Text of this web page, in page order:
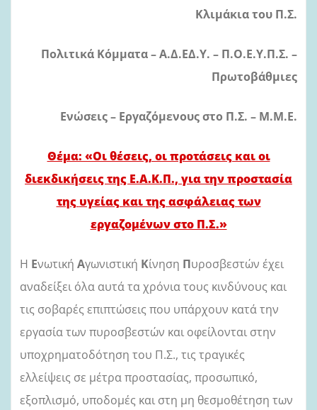
Κλιμάκια του Π.Σ.
Πολιτικά Κόμματα – Α.Δ.ΕΔ.Υ. – Π.Ο.Ε.Υ.Π.Σ. –
Πρωτοβάθμιες
Ενώσεις – Εργαζόμενους στο Π.Σ. – Μ.Μ.Ε.
Θέμα: «Οι θέσεις, οι προτάσεις και οι
διεκδικήσεις της Ε.Α.Κ.Π., για την προστασία
της υγείας και της ασφάλειας των
εργαζομένων στο Π.Σ.»
Η Ενωτική Αγωνιστική Κίνηση Πυροσβεστών έχει
αναδείξει όλα αυτά τα χρόνια τους κινδύνους και
τις σοβαρές επιπτώσεις που υπάρχουν κατά την
εργασία των πυροσβεστών και οφείλονται στην
υποχρηματοδότηση του Π.Σ., τις τραγικές
ελλείψεις σε μέτρα προστασίας, προσωπικό,
εξοπλισμό, υποδομές και στη μη θεσμοθέτηση των